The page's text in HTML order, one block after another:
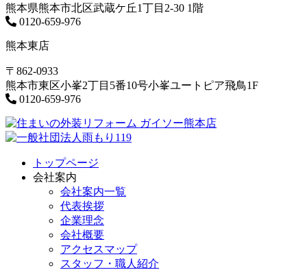
熊本県熊本市北区武蔵ケ丘1丁目2-30 1階
0120-659-976
熊本東店
〒862-0933
熊本市東区小峯2丁目5番10号小峯ユートピア飛鳥1F
0120-659-976
トップページ
会社案内
会社案内一覧
代表挨拶
企業理念
会社概要
アクセスマップ
スタッフ・職人紹介